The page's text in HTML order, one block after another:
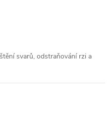
svarů, odstraňování rzi a